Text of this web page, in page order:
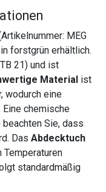
MEG
forstgrün erhältlich.
21) und ist
Material ist
wodurch eine
chemische
Sie, dass
DasAbdecktuch
Temperaturen
standardmäßig